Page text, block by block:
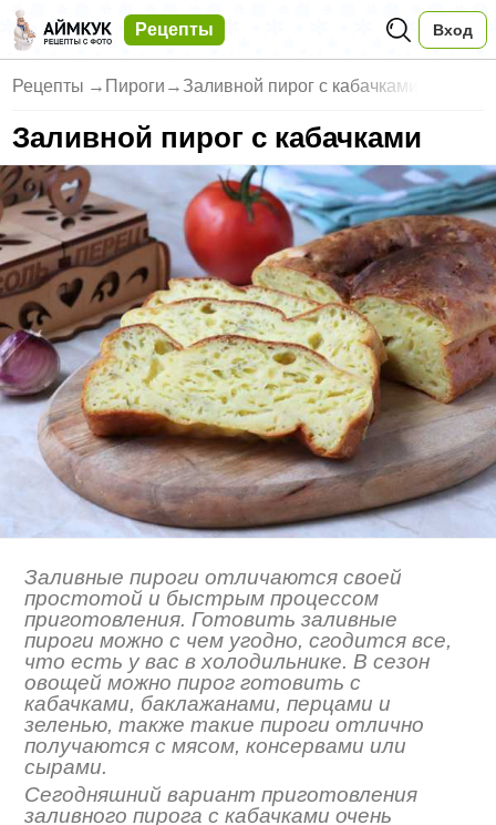
Рецепты Вход
Рецепты → Пироги → Заливной пирог с кабачками
Заливной пирог с кабачками
Заливные пироги отличаются своей
простотой и быстрым процессом
приготовления. Готовить заливные
пироги можно с чем угодно, сгодится все,
что есть у вас в холодильнике. В сезон
овощей можно пирог готовить с
кабачками, баклажанами, перцами и
зеленью, также такие пироги отлично
получаются с мясом, консервами или
сырами.
Сегодняшний вариант приготовления
заливного пирога с кабачками очень